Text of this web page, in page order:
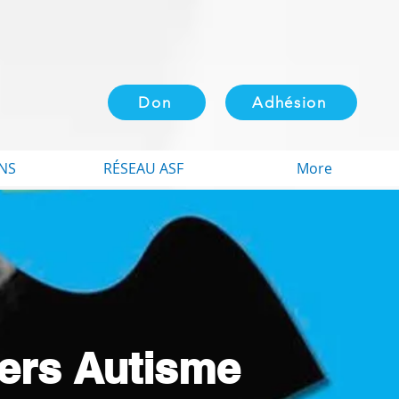
Don
RÉSEAU ASF More
Autisme
Adhésion